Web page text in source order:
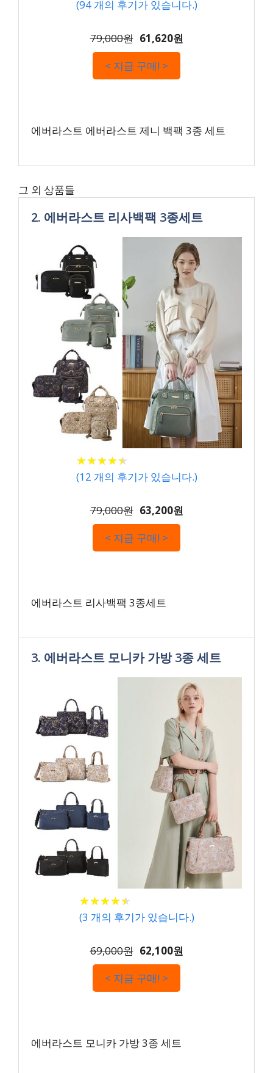
(94개의 후기가 있습니다.)
79,000원 61,620원
< 지금 구매! >
에버라스트 에버라스트 제니 백팩 3종 세트
그 외 상품들
2. 에버라스트 리사백팩 3종세트
★★★★★
★★★★★
(12 개의 후기가 있습니다.)
79,000원 63,200원
< 지금 구매! >
에버라스트 리사백팩 3종세트
3. 에버라스트 모니카 가방 3종 세트
★★★★★
★★★★★
(3 개의 후기가 있습니다.)
69,000원 62,100원
< 지금 구매! >
에버라스트 모니카 가방 3종 세트